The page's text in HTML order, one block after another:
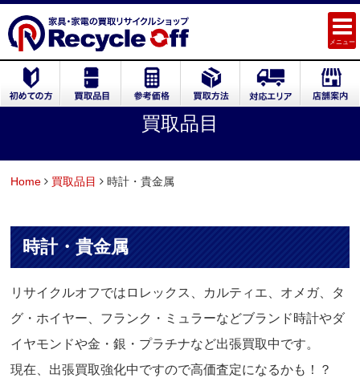
メニュー
買取品目
Home 買取品目 時計・貴金属
時計・貴金属
リサイクルオフではロレックス、カルティエ、オメガ、タ
グ・ホイヤー、フランク・ミュラーなどブランド時計やダ
イヤモンドや金・銀・プラチナなど出張買取中です。
現在、出張買取強化中ですので高価査定になるかも！？